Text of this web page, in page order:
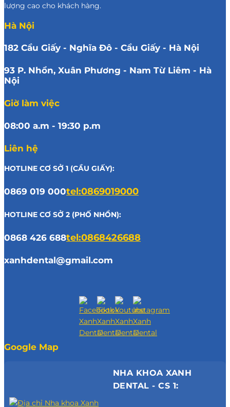
lượng cao cho khách hàng.
Hà Nội
182 Cầu Giấy - Nghĩa Đô - Cầu Giấy - Hà Nội
93 P. Nhổn, Xuân Phương - Nam Từ Liêm - Hà
Nội
Giờ làm việc
08:00 a.m - 19:30 p.m
Liên hệ
HOTLINE CƠ SỞ 1 (CẦU GIẤY):
0869 019 000tel:0869019000
HOTLINE CƠ SỞ 2 (PHỐ NHỔN):
0868 426 688tel:0868426688
xanhdental@gmail.com
Google Map
NHA KHOA XANH
DENTAL - CS 1: